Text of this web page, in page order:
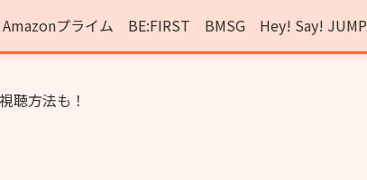
Amazonプライム BE:FIRST BMSG Hey! Say! JUMP
聴方法も！